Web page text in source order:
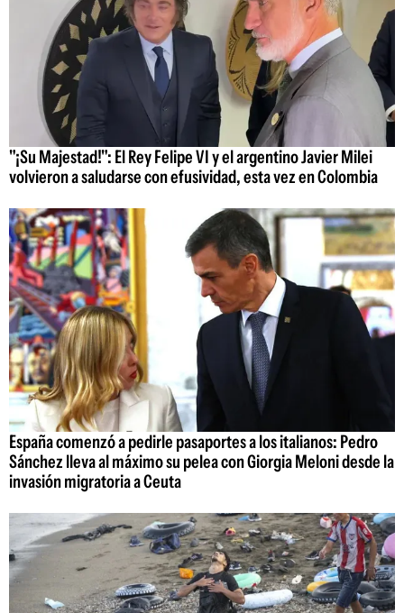
"¡Su Majestad!": El Rey Felipe VI y el argentino Javier Milei
volvieron a saludarse con efusividad, esta vez en Colombia
España comenzó a pedirle pasaportes a los italianos: Pedro
Sánchez lleva al máximo su pelea con Giorgia Meloni desde la
invasión migratoria a Ceuta